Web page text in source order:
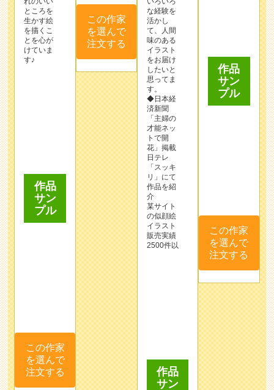
とを心が
けていま
す♪
味のある
イラスト
をお届け
したいと
思ってま
す。
◆日本経
済新聞
「主婦の
才能ネッ
トで開
花」掲載
日テレ
「スッキ
リ」にて
作品を紹
介
某サイト
の似顔絵
イラスト
販売実績
2500件以